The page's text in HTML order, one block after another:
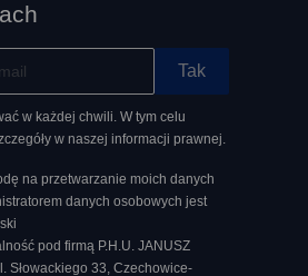
w każdej chwili. W tym celu
w naszej informacji prawnej.
na przetwarzanie moich danych
danych osobowych jest
pod firmą P.H.U. JANUSZ
Słowackiego 33, Czechowice-